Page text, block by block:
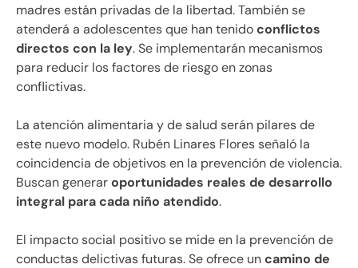
madres están privadas de la libertad. También se
atenderá a adolescentes que han tenidoconflictos
directos con la ley. Se implementarán mecanismos
para reducir los factores de riesgo en zonas
conflictivas.
La atención alimentaria y de salud serán pilares de
este nuevo modelo. Rubén Linares Flores señaló la
coincidencia de objetivos en la prevención de violencia.
Buscan generaroportunidades reales de desarrollo
integral para cada niño atendido.
El impacto social positivo se mide en la prevención de
conductas delictivas futuras. Se ofrece uncamino de